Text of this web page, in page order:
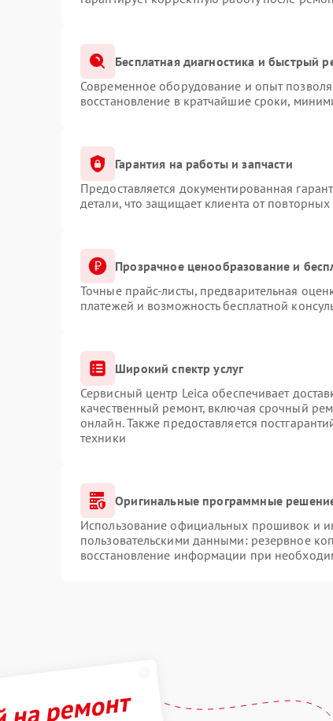
Бесплатная диагностика и быстрый
Современное оборудование и опыт
восстановление в кратчайшие сроки,
Гарантия на работы и запчасти
Предоставляется документированная
детали, что защищает клиента от
Прозрачное ценообразование и
Точные прайс-листы, предварительная
платежей и возможность бесплатной
Широкий спектр услуг
Сервисный центр Leica обеспечивает
качественный ремонт, включая срочный
онлайн. Также предоставляется
техники
Оригинальные программные
Использование официальных прошивок и
пользовательскими данными: резервное
восстановление информации при